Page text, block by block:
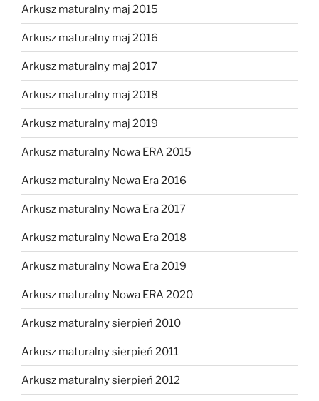
Arkusz maturalny maj 2015
Arkusz maturalny maj 2016
Arkusz maturalny maj 2017
Arkusz maturalny maj 2018
Arkusz maturalny maj 2019
Arkusz maturalny Nowa ERA 2015
Arkusz maturalny Nowa Era 2016
Arkusz maturalny Nowa Era 2017
Arkusz maturalny Nowa Era 2018
Arkusz maturalny Nowa Era 2019
Arkusz maturalny Nowa ERA 2020
Arkusz maturalny sierpień 2010
Arkusz maturalny sierpień 2011
Arkusz maturalny sierpień 2012